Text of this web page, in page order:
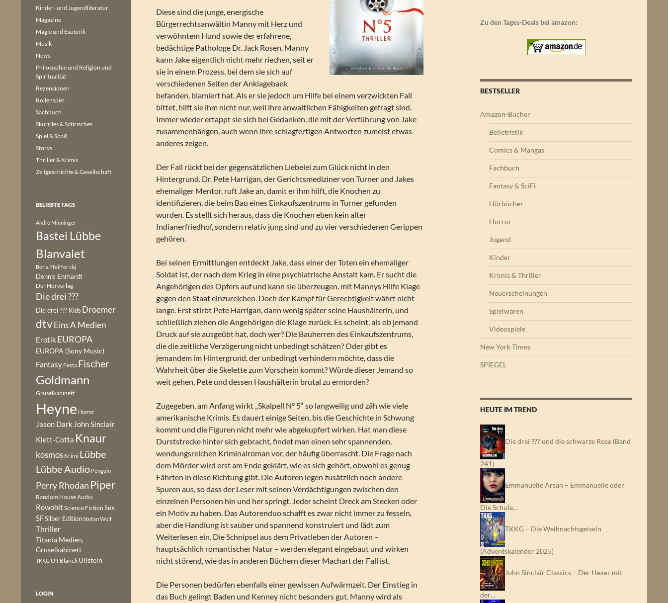
Diese sind die junge, energische
Bürgerrechtsanwältin Manny mit Herz und
verwöhntem Hund sowie der erfahrene,
bedächtige Pathologe Dr. Jack Rosen. Manny
kann Jake eigentlich nicht mehr riechen, seit er
sie in einem Prozess, bei dem sie sich auf
verschiedenen Seiten der Anklagebank
befanden, blamiert hat. Als er sie jedoch um Hilfe bei einem verzwickten Fall
bittet, hilft sie ihm nicht nur, weil ihre anwaltlichen Fähigkeiten gefragt sind.
Immer wieder ertappt sie sich bei Gedanken, die mit der Verführung von Jake
zusammenhängen, auch wenn ihre schlagfertigen Antworten zumeist etwas
anderes zeigen.
Der Fall rückt bei der gegensätzlichen Liebelei zum Glück nicht in den
Hintergrund. Dr. Pete Harrigan, der Gerichtsmediziner von Turner und Jakes
ehemaliger Mentor, ruft Jake an, damit er ihm hilft, die Knochen zu
identifizieren, die beim Bau eines Einkaufszentrums in Turner gefunden
wurden. Es stellt sich heraus, dass die Knochen eben kein alter
Indianerfriedhof, sondern relativ jung sind und zu vier verschiedenen Gerippen
gehören.
Bei seinen Ermittlungen entdeckt Jake, dass einer der Toten ein ehemaliger
Soldat ist, der nach dem Krieg in eine psychiatrische Anstalt kam. Er sucht die
Angehörigen des Opfers auf und kann sie überzeugen, mit Mannys Hilfe Klage
gegen den Staat einzureichen. Doch der Kampf für Gerechtigkeit währt nicht
lange. Erst stirbt Pete Harrigan, dann wenig später seine Haushälterin, und
schließlich ziehen die Angehörigen die Klage zurück. Es scheint, als ob jemand
Druck auf sie ausgeübt hat, doch wer? Die Bauherren des Einkaufszentrums,
die die zeitliche Verzögerung nicht unbedingt schätzen? Oder gibt es
jemandem im Hintergrund, der unbedingt verhindern möchte, dass die
Wahrheit über die Skelette zum Vorschein kommt? Würde dieser Jemand so
weit gehen, Pete und dessen Haushälterin brutal zu ermorden?
Zugegeben, am Anfang wirkt „Skalpell N° 5“ so langweilig und zäh wie viele
amerikanische Krimis. Es dauert einige Seiten, bis die Geschichte in Schwung
kommt und die Figuren nicht mehr wie abgekupfert wirken. Hat man diese
Durststrecke hinter sich gebracht, findet man einen sehr spannenden,
wendungsreichen Kriminalroman vor, der häufig überrascht. Die Frage nach
dem Mörder wird erst am Ende geklärt, wie es sich gehört, obwohl es genug
Fährten in diese Richtung gibt. Die Autoren legen zusätzlich noch andere
Spuren aus, so dass der Leser mit seinen Verdächtigungen zwischen den
einzelnen Personen hin und her springt. Jeder scheint Dreck am Stecken oder
ein Motiv zu haben. Das Autorenduo schafft es zwar nicht immer zu fesseln,
aber die Handlung ist sauber und spannend konstruiert und lädt zum
Weiterlesen ein. Die Schnipsel aus dem Privatleben der Autoren –
hauptsächlich romantischer Natur – werden elegant eingebaut und wirken
nicht störend, wie das in anderen Büchern dieser Machart der Fall ist.
Die Personen bedürfen ebenfalls einer gewissen Aufwärmzeit. Der Einstieg in
das Buch gelingt Baden und Kenney nicht besonders gut. Manny wird als
Zu den Tages-Deals bei amazon:
BESTSELLER
Amazon-Bücher
Belletristik
Comics & Mangas
Fachbuch
Fantasy & SciFi
Hörbücher
Horror
Jugend
Kinder
Krimis & Thriller
Neuerscheinungen
Spielwaren
Videospiele
New York Times
SPIEGEL
HEUTE IM TREND
Die drei ??? und die schwarze Rose (Band
241)
Emmanuelle Arsan – Emmanuelle oder
Die Schule…
TKKG – Die Weihnachtsgeiseln
(Adventskalender 2025)
John Sinclair Classics – Der Hexer mit
der…
Kinder- und Jugendliteratur
Magazine
Magie und Esoterik
Musik
News
Philosophie und Religion und
Spiritualität
Rezensionen
Rollenspiel
Sachbuch
Skurriles & Satirisches
Spiel & Spaß
Storys
Thriller & Krimis
Zeitgeschichte & Gesellschaft
BELIEBTE TAGS
André Minninger
Bastei Lübbe
Blanvalet
Boris Pfeiffercbj
Dennis Ehrhardt
Der Hörverlag
Die drei ???
Die drei ??? Kids Droemer
dtvEins A Medien
Erotik EUROPA
EUROPA (Sony Music)
Fantasy Festa Fischer
Goldmann
Gruselkabinett
Heyne Horror
Jason Dark John Sinclair
Klett-Cotta Knaur
kosmos Krimi Lübbe
Lübbe Audio Penguin
Perry Rhodan Piper
Random House Audio
Rowohlt Science Fiction Sex
SFSilber EditionStefan Wolf
Thriller
Titania Medien,
Gruselkabinett
TKKG Ulf Blanck Ullstein
LOGIN